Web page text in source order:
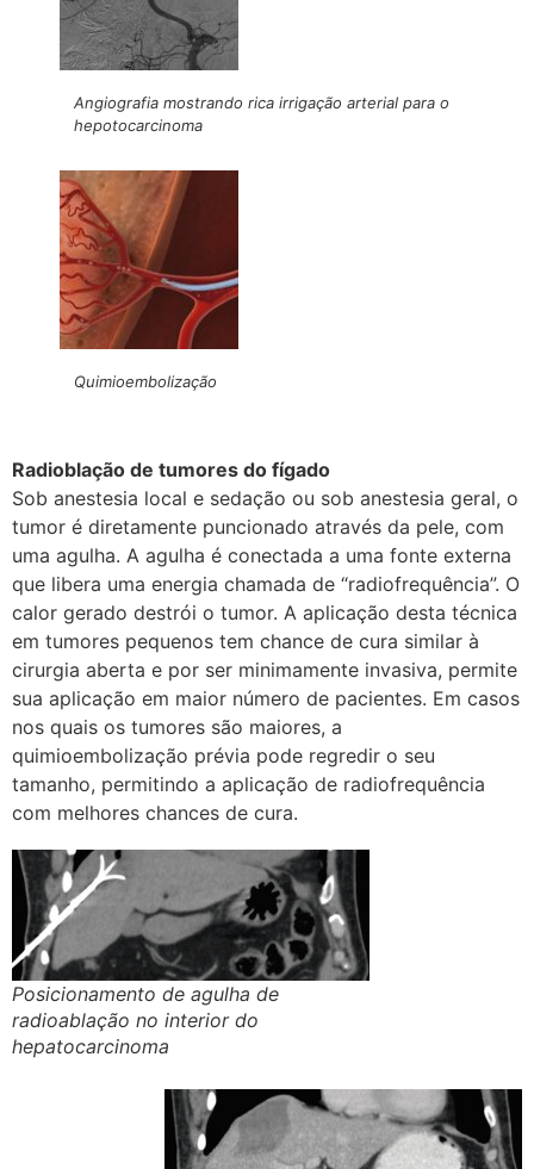
Angiografia mostrando rica irrigação arterial para o
hepotocarcinoma
Quimioembolização
Radioblação de tumores do fígado
Sob anestesia local e sedação ou sob anestesia geral, o
tumor é diretamente puncionado através da pele, com
uma agulha. A agulha é conectada a uma fonte externa
que libera uma energia chamada de “radiofrequência”. O
calor gerado destrói o tumor. A aplicação desta técnica
em tumores pequenos tem chance de cura similar à
cirurgia aberta e por ser minimamente invasiva, permite
sua aplicação em maior número de pacientes. Em casos
nos quais os tumores são maiores, a
quimioembolização prévia pode regredir o seu
tamanho, permitindo a aplicação de radiofrequência
com melhores chances de cura.
Posicionamento de agulha de
radioablação no interior do
hepatocarcinoma